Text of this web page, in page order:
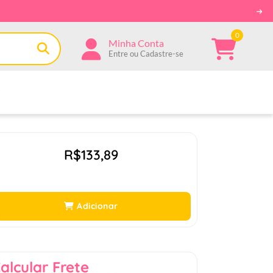
Minha Conta
Entre ou Cadastre-se
0
R$133,89
Adicionar
Frete